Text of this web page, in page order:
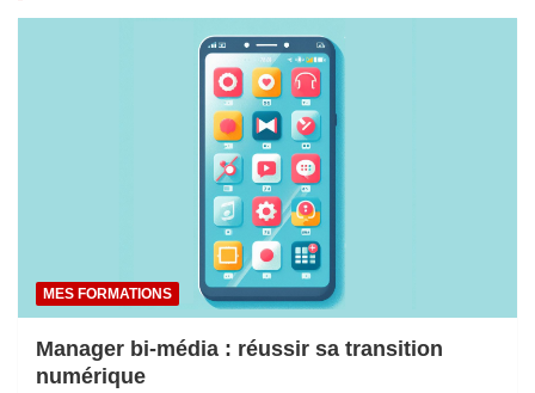
MES FORMATIONS
Manager bi-média : réussir sa transition
numérique